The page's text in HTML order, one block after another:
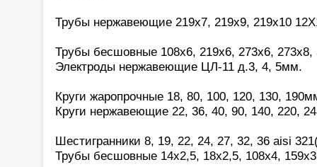
Трубы нержавеющие 219х7, 219х9, 219х10
Трубы бесшовные 108х6, 219х6, 273х6, 273х8,
Электроды нержавеющие ЦЛ-11 д.3, 4, 5мм.
Круги жаропрочные 18, 80, 100, 120, 130,
Круги нержавеющие 22, 36, 40, 90, 140, 220,
Шестигранники 8, 19, 22, 24, 27, 32, 36 aisi
Трубы бесшовные 14х2,5, 18х2,5, 108х4,